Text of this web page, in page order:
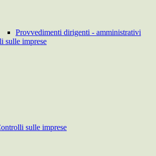
Provvedimenti dirigenti - amministrativi
sulle imprese
sulle imprese